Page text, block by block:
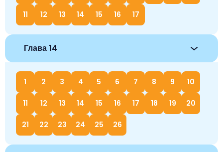
11 12 13 14 15 16 17
Глава 14
1 2 3 4 5 6 7 8 9 10
11 12 13 14 15 16 17 18 19 20
21 22 23 24 25 26